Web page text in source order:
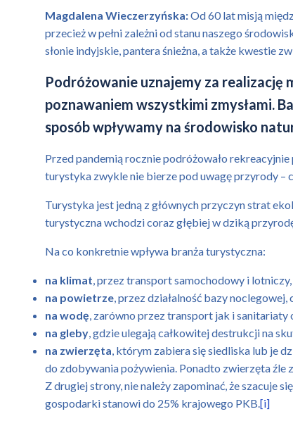
Magdalena Wieczerzyńska:Od 60 lat misją
przecież w pełni zależni od stanu naszego
słonie indyjskie, pantera śnieżna, a także kwestie
Podróżowanie uznajemy za realizację
poznawaniem wszystkimi zmysłami.
sposób wpływamy na środowisko
Przed pandemią rocznie podróżowało
turystyka zwykle nie bierze pod uwagę przyrody –
Turystyka jest jedną z głównych przyczyn strat
turystyczna wchodzi coraz głębiej w dziką
Na co konkretnie wpływa branża turystyczna:
na klimat, przez transport samochodowy i
na powietrze, przez działalność bazy
na wodę, zarówno przez transport jak i sanitariaty
na gleby, gdzie ulegają całkowitej destrukcji na
na zwierzęta, którym zabiera się siedliska lub je
do zdobywania pożywienia. Ponadto zwierzęta źle
Z drugiej strony, nie należy zapominać, że szacuje
gospodarki stanowi do 25% krajowego PKB.[i]